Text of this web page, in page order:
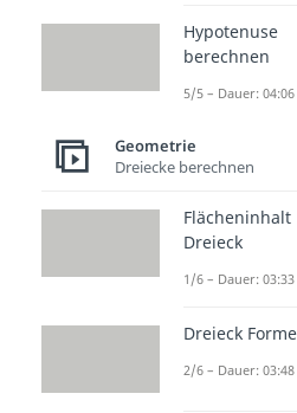
Nach
Studyflix zu
Was ist
Hypotenuse
berechnen
5/5 – Dauer: 04:06
Geometrie
Dreiecke berechnen
Flächeninhalt
Dreieck
1/6 – Dauer: 03:33
Dreieck
2/6 – Dauer: 03:48